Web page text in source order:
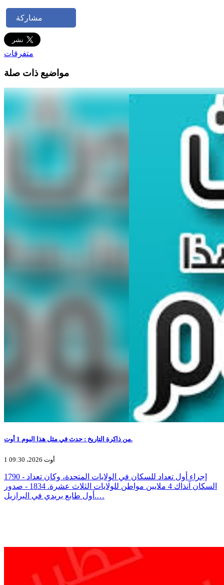
مشاركة
متفرقات
مواضيع ذات صلة
من ذاكرة التاريخ : حدث في مثل هذا اليوم 1 أوت.
1 أوت 2026، 09:30
1790 - إجراء أول تعداد للسكان في الولايات المتحدة، وكان تعداد
السكان آنذاك 4 ملايين مواطن للولايات الثلاث عشرة. 1834 - صدور
أول طابع بريدي في البرازيل.…